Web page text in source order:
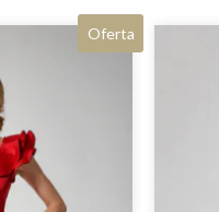
Oferta